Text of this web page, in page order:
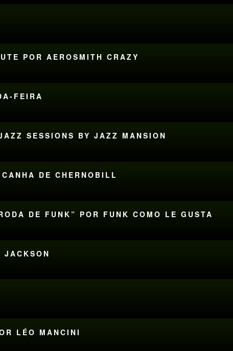
POR AEROSMITH CRAZY
FEIRA
SESSIONS BY JAZZ MANSION
DE CHERNOBILL
DE FUNK” POR FUNK COMO LE GUSTA
JACKSON
LÉO MANCINI